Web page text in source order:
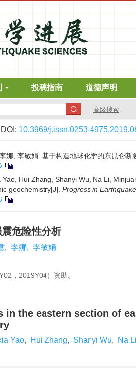
投稿指南 道德声明
高级搜索
10.3969/j.issn.0253-
娜, 李敏娟. 基于构造地球化学的东昆仑
Hui Zhang, Shanyi Wu, Na Li,
geochemistry[J]. Progress in
危险性分析
, 李娜, 李敏娟
，2019Y04）资助。
in the eastern section of
Yao, Hui Zhang, Shanyi Wu, Na Li